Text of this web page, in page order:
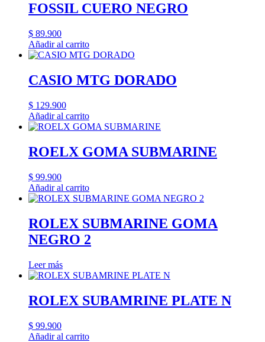
FOSSIL CUERO NEGRO
$ 89.900
Añadir al carrito
CASIO MTG DORADO
$ 129.900
Añadir al carrito
ROELX GOMA SUBMARINE
$ 99.900
Añadir al carrito
ROLEX SUBMARINE GOMA
NEGRO 2
Leer más
ROLEX SUBAMRINE PLATE N
$ 99.900
Añadir al carrito